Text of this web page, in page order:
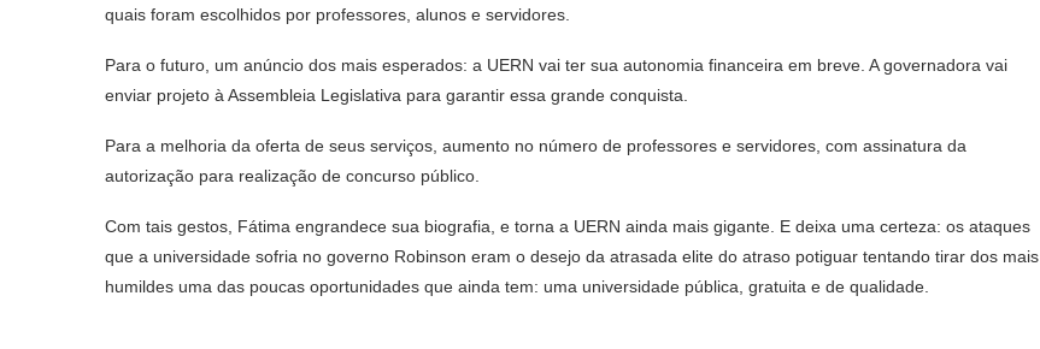
quais foram escolhidos por professores, alunos e servidores.
Para o futuro, um anúncio dos mais esperados: a UERN vai ter sua autonomia financeira em breve. A governadora vai
enviar projeto à Assembleia Legislativa para garantir essa grande conquista.
Para a melhoria da oferta de seus serviços, aumento no número de professores e servidores, com assinatura da
autorização para realização de concurso público.
Com tais gestos, Fátima engrandece sua biografia, e torna a UERN ainda mais gigante. E deixa uma certeza: os ataques
que a universidade sofria no governo Robinson eram o desejo da atrasada elite do atraso potiguar tentando tirar dos mais
humildes uma das poucas oportunidades que ainda tem: uma universidade pública, gratuita e de qualidade.